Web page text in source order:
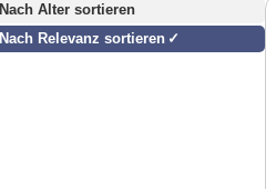
Nach Alter sortieren
Nach Relevanz sortieren